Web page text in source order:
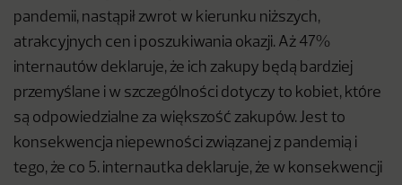
pandemii, nastąpił zwrot w kierunku niższych,
atrakcyjnych cen i poszukiwania okazji. Aż 47%
internautów deklaruje, że ich zakupy będą bardziej
przemyślane i w szczególności dotyczy to kobiet, które
są odpowiedzialne za większość zakupów. Jest to
konsekwencja niepewności związanej z pandemią i
tego, że co 5. internautka deklaruje, że w konsekwencji